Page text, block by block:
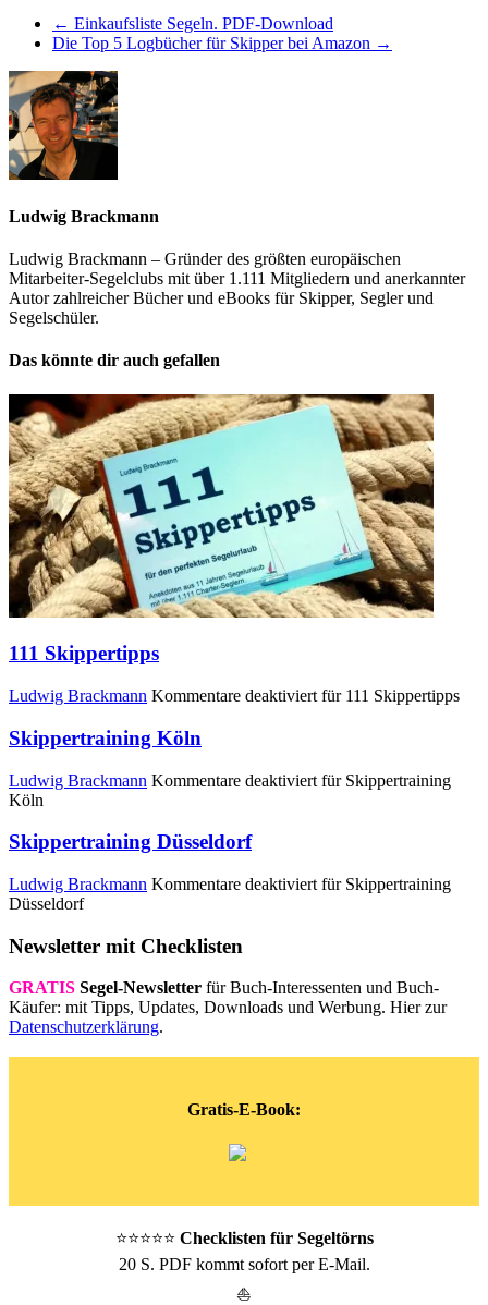
← Einkaufsliste Segeln. PDF-Download
Die Top 5 Logbücher für Skipper bei Amazon →
Ludwig Brackmann
Ludwig Brackmann – Gründer des größten europäischen
Mitarbeiter-Segelclubs mit über 1.111 Mitgliedern und anerkannter
Autor zahlreicher Bücher und eBooks für Skipper, Segler und
Segelschüler.
Das könnte dir auch gefallen
111 Skippertipps
Ludwig Brackmann Kommentare deaktiviert für 111 Skippertipps
Skippertraining Köln
Ludwig Brackmann Kommentare deaktiviert für Skippertraining
Köln
Skippertraining Düsseldorf
Ludwig Brackmann Kommentare deaktiviert für Skippertraining
Düsseldorf
Newsletter mit Checklisten
GRATIS Segel-Newsletter für Buch-Interessenten und Buch-
Käufer: mit Tipps, Updates, Downloads und Werbung. Hier zur
Datenschutzerklärung.
Gratis-E-Book:
⭐⭐⭐⭐⭐ Checklisten für Segeltörns
20 S. PDF kommt sofort per E-Mail.
⛵